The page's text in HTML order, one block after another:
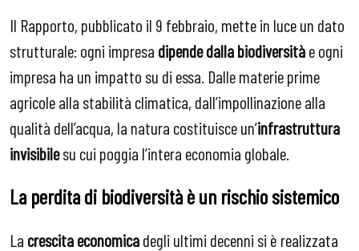
Il Rapporto, pubblicato il 9 febbraio, mette in luce un dato
strutturale: ogni impresa dipende dalla biodiversitàe ogni
impresa ha un impatto su di essa. Dalle materie prime
agricole alla stabilità climatica, dall’impollinazione alla
qualità dell’acqua, la natura costituisce un’infrastruttura
invisibilesu cui poggia l’intera economia globale.
La perdita di biodiversità è un rischio sistemico
La crescita economicadegli ultimi decenni si è realizzata